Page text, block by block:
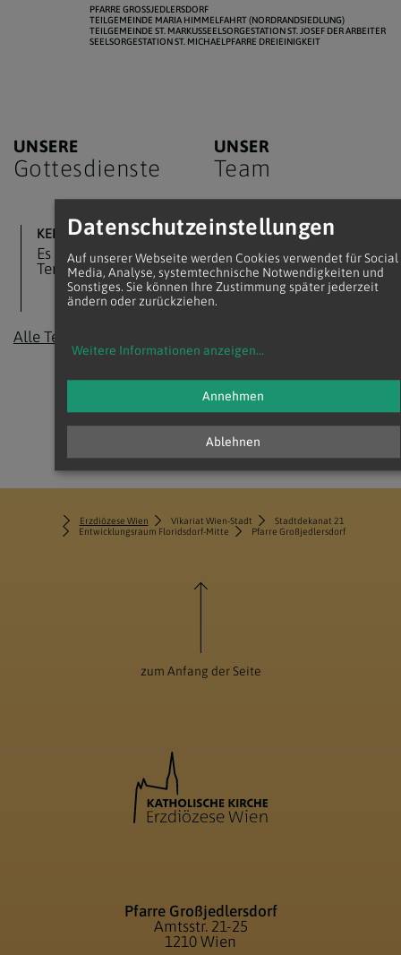
PFARRE GROSSJEDLERSDORF
TEILGEMEINDE MARIA HIMMELFAHRT (NORDRANDSIEDLUNG)
TEILGEMEINDE ST. MARKUSSEELSORGESTATION ST. JOSEF DER ARBEITER
SEELSORGESTATION ST. MICHAEL PFARRE DREIEINIGKEIT
UNSERE
Gottesdienste
KEINE TERMINE
Es sind zurzeit keine
Termine vorhanden.
Alle Termine
UNSER
Team
PFARRER
Dr. Stefan
Waclawik
Stefan.Waclawik@katholischekirche.at
Erzdiözese Wien Vikariat Wien-Stadt
Stadtdekanat 21
Entwicklungsraum Floridsdorf-Mitte
Pfarre Großjedlersdorf
zum Anfang der Seite
Pfarre Großjedlersdorf
Amtsstr. 21-25
1210 Wien
Datenschutzeinstellungen
Auf unserer Webseite werden Cookies verwendet für Social
Media, Analyse, systemtechnische Notwendigkeiten und
Sonstiges. Sie können Ihre Zustimmung später jederzeit
ändern oder zurückziehen.
Weitere Informationen anzeigen...
Ablehnen
Annehmen